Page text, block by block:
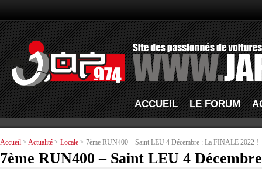
ACCUEIL LE FORUM
Accueil > Actualité > Locale > 7ème RUN400 – Saint LEU 4 Décembre : La FINALE 2022 !
7ème RUN400 – Saint LEU 4